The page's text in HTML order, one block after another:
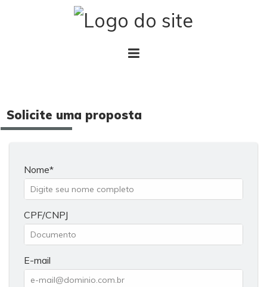
Solicite uma proposta
Nome
CPF/CNPJ
E-mail